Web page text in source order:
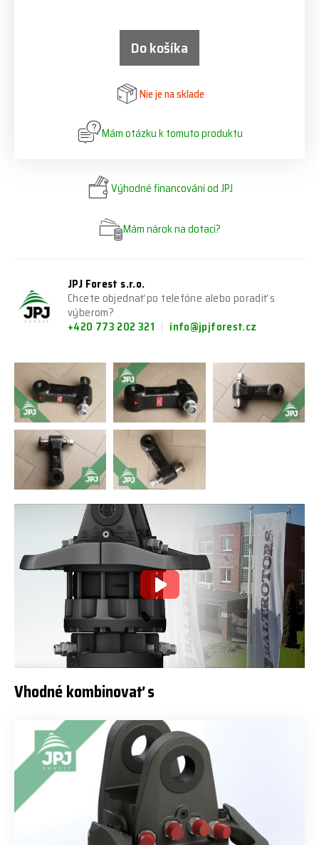
Do košíka
Nie je na sklade
Mám otázku k tomuto produktu
Výhodné financování od JPJ
Mám nárok na dotaci?
JPJ Forest s.r.o.
Chcete objednať po telefóne alebo poradiť s
výberom?
+420 773 202 321
info@jpjforest.cz
Vhodné kombinovať s